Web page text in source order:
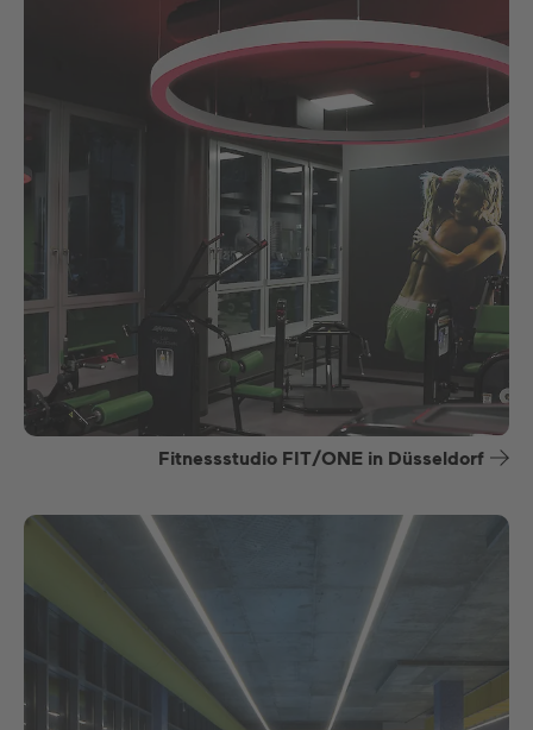
Fitnessstudio FIT/ONE in Düsseldorf